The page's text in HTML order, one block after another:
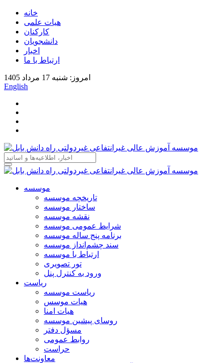
خانه
هیات علمی
کارکنان
دانشجویان
اخبار
ارتباط با ما
امروز: شنبه 17 مرداد 1405
English
موسسه
تاریخچه موسسه
ساختار موسسه
نقشه موسسه
شرایط عمومی موسسه
برنامه پنج ساله موسسه
سند چشم‌انداز موسسه
ارتباط با موسسه
تور تصویری
ورود به کنترل پنل
ریاست
ریاست موسسه
هیات موسس
هیات امنا
روسای پیشین موسسه
مسؤل دفتر
روابط عمومی
حراست
معاونت‌ها